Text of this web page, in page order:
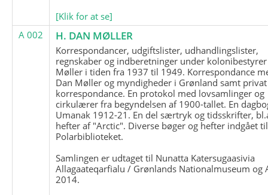
[Klik for at se]
A 002
H. DAN MØLLER
Korrespondancer, udgiftslister, udhandlingslister,
regnskaber og indberetninger under
Møller i tiden fra 1937 til 1949. Korrespondance
Dan Møller og myndigheder i Grønland samt privat
korrespondance. En protokol med lovsamlinger og
cirkulærer fra begyndelsen af 1900-tallet. En
Umanak 1912-21. En del særtryk og tidsskrifter,
hefter af "Arctic". Diverse bøger og hefter indgået til
Polarbiblioteket.
Samlingen er udtaget til Nunatta Katersugaasivia
Allagaateqarfialu / Grønlands Nationalmuseum og
2014.